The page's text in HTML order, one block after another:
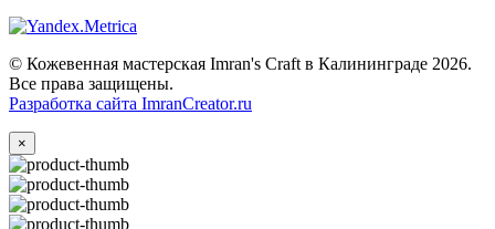
© Кожевенная мастерская Imran's Craft в Калининграде 2026.
Все права защищены.
Разработка сайта ImranCreator.ru
×